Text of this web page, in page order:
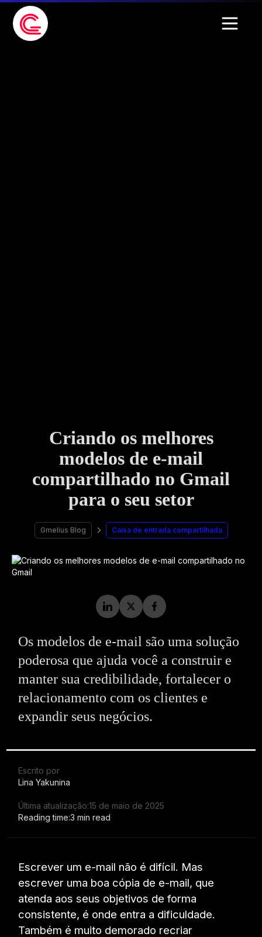
Criando os melhores
modelos de e-mail
compartilhado no Gmail
para o seu setor
Gmelius Blog Caixa de entrada compartilhada
Os modelos de e-mail são uma solução
poderosa que ajuda você a construir e
manter sua credibilidade, fortalecer o
relacionamento com os clientes e
expandir seus negócios.
Escrito por
Lina Yakunina
Última atualização:15 de maio de 2025
Reading time:3 min read
Escrever um e-mail não é difícil. Mas
escrever uma boa cópia de e-mail, que
atenda aos seus objetivos de forma
consistente, é onde entra a dificuldade.
Também é muito demorado recriar